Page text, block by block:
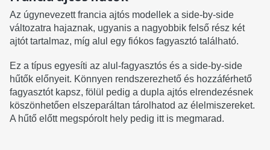
Az úgynevezett francia ajtós modellek a side-by-side
változatra hajaznak, ugyanis a nagyobbik felső rész két
ajtót tartalmaz, míg alul egy fiókos fagyasztó található.
Ez a típus egyesíti az alul-fagyasztós és a side-by-side
hűtők előnyeit. Könnyen rendszerezhető és hozzáférhető
fagyasztót kapsz, fölül pedig a dupla ajtós elrendezésnek
köszönhetően elszeparáltan tárolhatod az élelmiszereket.
A hűtő előtt megspórolt hely pedig itt is megmarad.